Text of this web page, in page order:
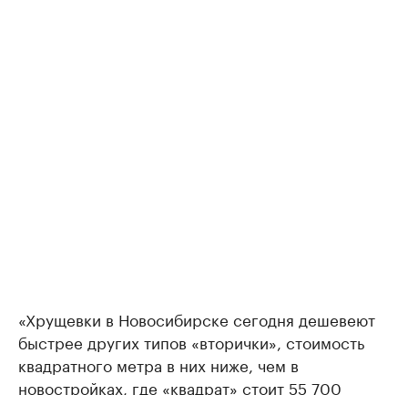
«Хрущевки в Новосибирске сегодня дешевеют
быстрее других типов «вторички», стоимость
квадратного метра в них ниже, чем в
новостройках, где «квадрат» стоит 55 700